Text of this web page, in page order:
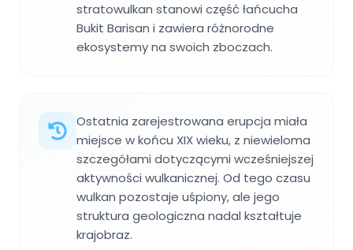
stratowulkan stanowi część łańcucha
Bukit Barisan i zawiera różnorodne
ekosystemy na swoich zboczach.
Ostatnia zarejestrowana erupcja miała
miejsce w końcu XIX wieku, z niewieloma
szczegółami dotyczącymi wcześniejszej
aktywności wulkanicznej. Od tego czasu
wulkan pozostaje uśpiony, ale jego
struktura geologiczna nadal kształtuje
krajobraz.